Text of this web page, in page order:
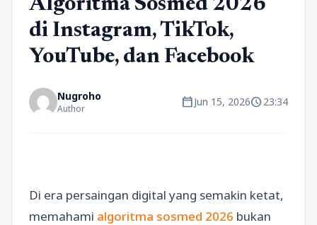
Algoritma Sosmed 2026
di Instagram, TikTok,
YouTube, dan Facebook
Nugroho
Author calendar_todayJun 15, 2026schedule23:34
Di era persaingan digital yang semakin ketat,
memahami algoritma sosmed 2026 bukan